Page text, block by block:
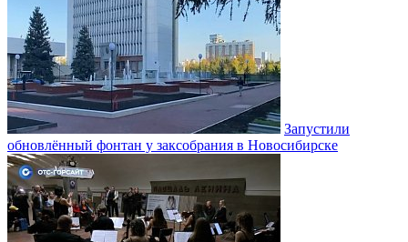
Запустили
обновлённый фонтан у заксобрания в Новосибирске